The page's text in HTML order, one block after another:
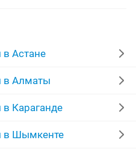
детский машина
Астане
в Алматы
Караганде
в Шымкенте